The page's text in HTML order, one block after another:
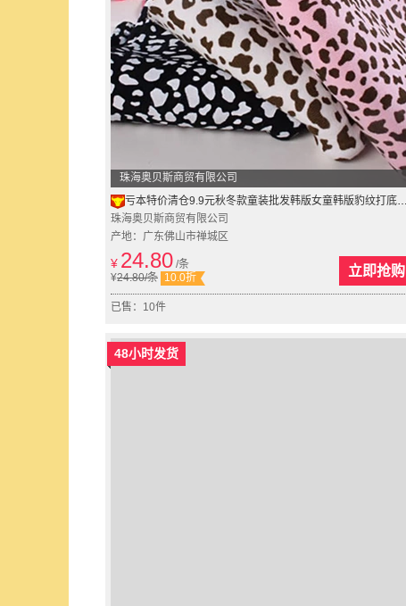
珠海奥贝斯商贸有限公司
亏本特价清仓9.9元秋冬款童装批发韩版女童韩版豹纹打底裤4106
珠海奥贝斯商贸有限公司
产地：广东佛山市禅城区
¥ 24.80 /条
¥24.80/条 10.0折 立即抢购
已售：10件
48小时发货